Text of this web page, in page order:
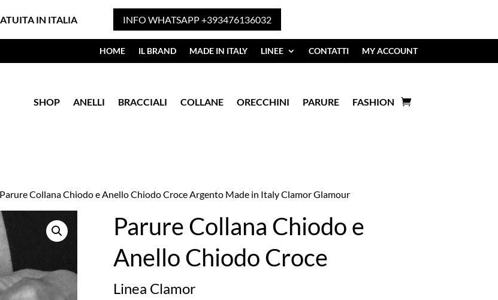
IN ITALIA INFO WHATSAPP +393476136032
HOME IL BRAND MADE IN ITALY LINEE CONTATTI MY ACCOUNT
SHOP ANELLI BRACCIALI COLLANE ORECCHINI PARURE FASHION
Collana Chiodo e Anello Chiodo Croce Argento Made in Italy Clamor Glamour
Parure Collana Chiodo e
Anello Chiodo Croce
Linea Clamor